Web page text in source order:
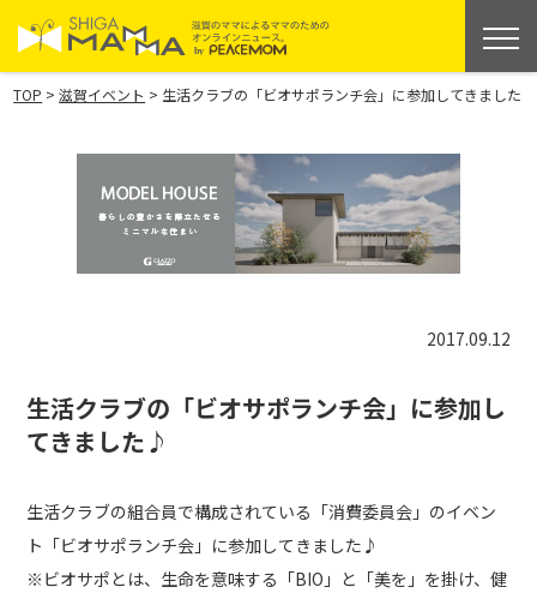
TOP >滋賀イベント > 生活クラブの「ビオサポランチ会」に参加してきました♪
2017.09.12
生活クラブの「ビオサポランチ会」に参加し
てきました♪
生活クラブの組合員で構成されている「消費委員会」のイベン
ト「ビオサポランチ会」に参加してきました♪
※ビオサポとは、生命を意味する「BIO」と「美を」を掛け、健